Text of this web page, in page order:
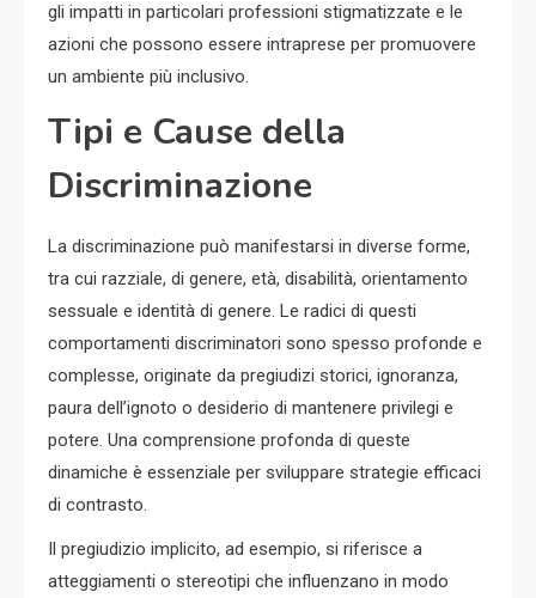
gli impatti in particolari professioni stigmatizzate e le
azioni che possono essere intraprese per promuovere
un ambiente più inclusivo.
Tipi e Cause della
Discriminazione
La discriminazione può manifestarsi in diverse forme,
tra cui razziale, di genere, età, disabilità, orientamento
sessuale e identità di genere. Le radici di questi
comportamenti discriminatori sono spesso profonde e
complesse, originate da pregiudizi storici, ignoranza,
paura dell’ignoto o desiderio di mantenere privilegi e
potere. Una comprensione profonda di queste
dinamiche è essenziale per sviluppare strategie efficaci
di contrasto.
Il pregiudizio implicito, ad esempio, si riferisce a
atteggiamenti o stereotipi che influenzano in modo